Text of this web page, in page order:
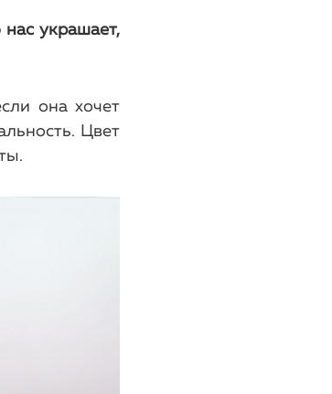
31.08-
украшает,
она хочет
Цвет